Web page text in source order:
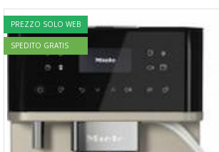
PREZZO SOLO WEB
SPEDITO GRATIS